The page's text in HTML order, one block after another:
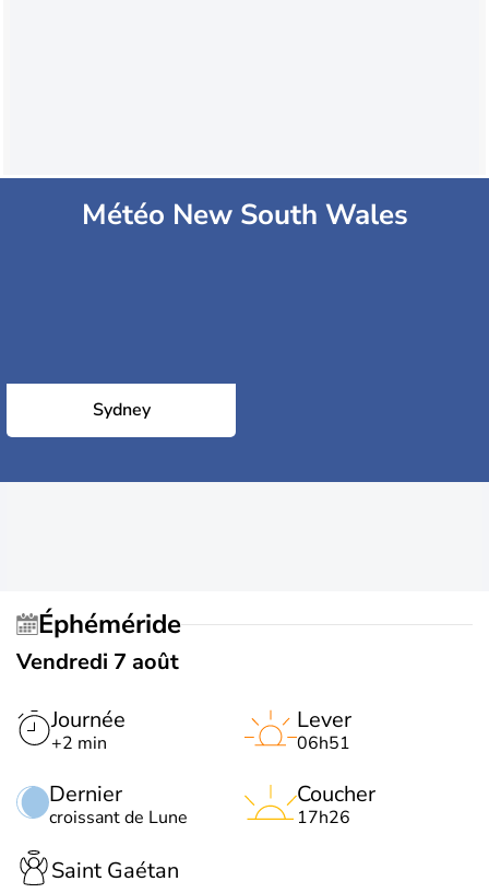
Météo New South Wales
Sydney
Éphéméride
Vendredi 7 août
Journée
+2 min
Dernier
croissant de Lune
Lever
06h51
Coucher
17h26
Saint Gaétan